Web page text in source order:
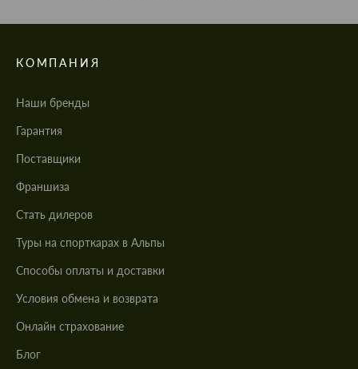
КОМПАНИЯ
Наши бренды
Гарантия
Поставщики
Франшиза
Стать дилеров
Туры на спорткарах в Альпы
Cпособы оплаты и доставки
Условия обмена и возврата
Онлайн страхование
Блог